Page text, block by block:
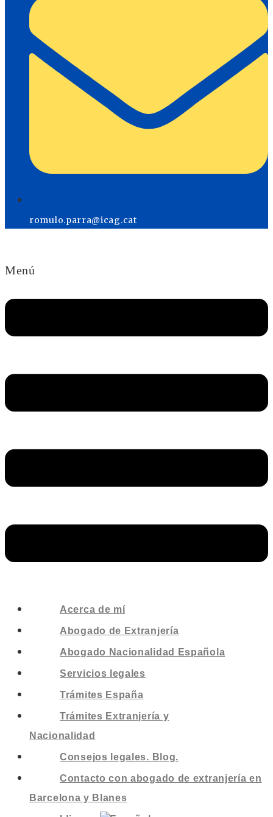
romulo.parra@icag.cat
Menú
Acerca de mí
Abogado de Extranjería
Abogado Nacionalidad Española
Servicios legales
Trámites España
Trámites Extranjería y
Nacionalidad
Consejos legales. Blog.
Contacto con abogado de extranjería en
Barcelona y Blanes